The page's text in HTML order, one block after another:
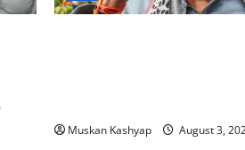
Muskan Kashyap August 3,